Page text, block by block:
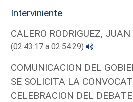
Interviniente
CALERO RODRIGUEZ,
(02:43:17 a 02:54:29)
COMUNICACION DEL
SE SOLICITA LA
CELEBRACION DEL